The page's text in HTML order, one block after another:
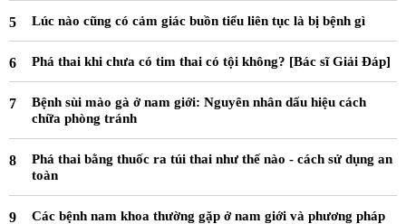
Lúc nào cũng có cảm giác buồn tiểu liên tục là bị bệnh gì
Phá thai khi chưa có tim thai có tội không? [Bác sĩ Giải Đáp]
Bệnh sùi mào gà ở nam giới: Nguyên nhân dấu hiệu cách
chữa phòng tránh
Phá thai bằng thuốc ra túi thai như thế nào - cách sử dụng an
toàn
Các bệnh nam khoa thường gặp ở nam giới và phương pháp